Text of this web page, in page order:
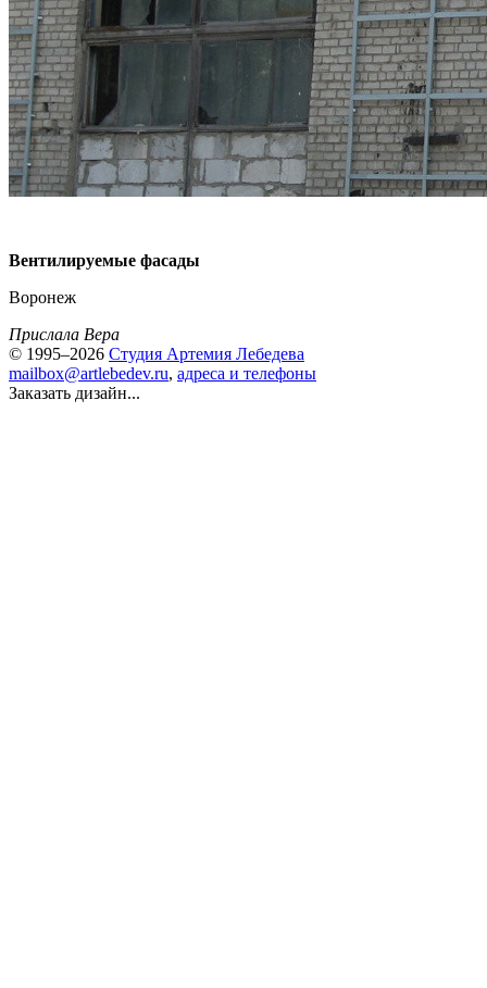
Вентилируемые фасады
Воронеж
Прислала Вера
© 1995–2026 Студия Артемия Лебедева
mailbox@artlebedev.ru, адреса и телефоны
Заказать дизайн...